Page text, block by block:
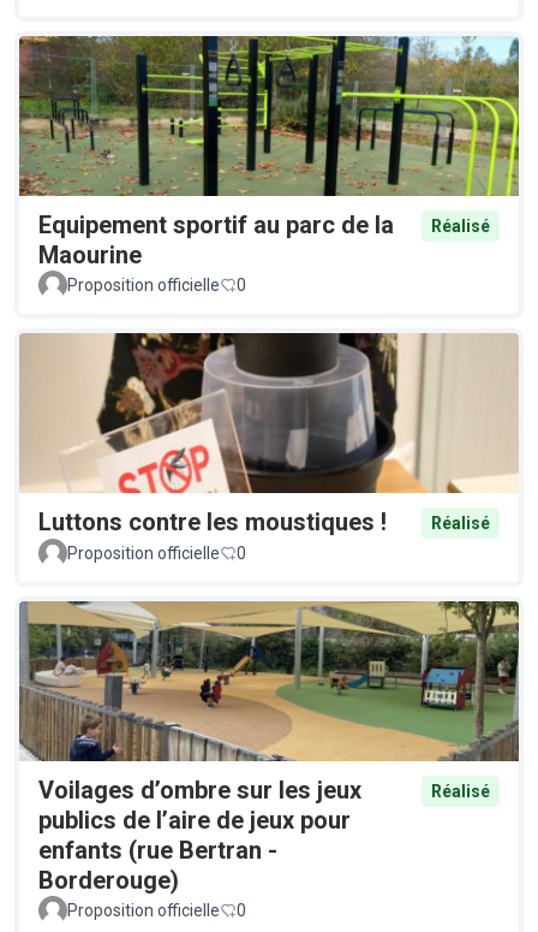
Equipement sportif au parc de la
Maourine
Réalisé
Proposition officielle 0
Luttons contre les moustiques !
Réalisé
Proposition officielle
0
Voilages d’ombre sur les jeux
publics de l’aire de jeux pour
enfants (rue Bertran -
Borderouge)
Réalisé
Proposition officielle 0